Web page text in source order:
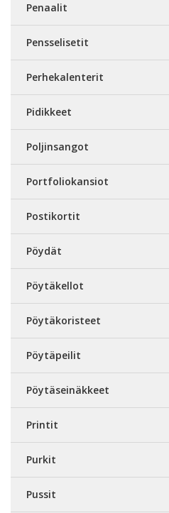
Penaalit
Pensselisetit
Perhekalenterit
Pidikkeet
Poljinsangot
Portfoliokansiot
Postikortit
Pöydät
Pöytäkellot
Pöytäkoristeet
Pöytäpeilit
Pöytäseinäkkeet
Printit
Purkit
Pussit